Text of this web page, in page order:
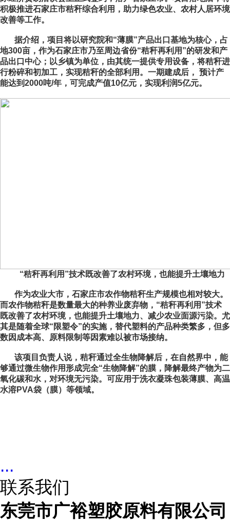
积极推进石家庄市秸秆综合利用，助力绿色农业、农村人居环境
改善等工作。
据介绍，项目将以研究院和“薄膜”产品出口基地为核心，占
地300亩，作为石家庄市乃至周边省份“秸秆再利用”的研发和产
品出口中心；以乡镇为单位，由其统一提供专用设备，将秸秆进
行粉碎和初加工，实现秸秆的全部利用。一期建成后， 预计产
能达到2000吨/年，可完成产值10亿元，实现利润5亿元。
“秸秆再利用”技术既改善了农村环境，也能提升土壤地力
作为农业大市，石家庄市农作物秸秆生产规模也相对较大。
而农作物秸秆是数量最大的种养业废弃物，“秸秆再利用”技术
既改善了农村环境，也能提升土壤地力、减少农业面源污染。尤
其是随着全球“限塑令”的实施，替代塑料的产品种类繁多，但多
数因成本高、原料限制等因素难以被市场接纳。
该项目负责人说，秸秆通过全生物降解后，在自然界中，能
够通过微生物作用形成完全“生物降解”的膜，降解最终产物为二
氧化碳和水，对环境无污染。可应用于洗衣凝珠包装薄膜、高温
水溶PVA袋（膜）等领域。
...
联系我们
东莞市广裕塑胶原料有限公司